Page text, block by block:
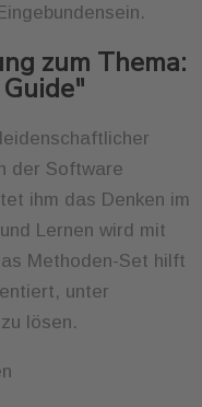
zum Thema:
der Software
ihm das Denken im
Lernen wird mit
Methoden-Set hilft
unter
lösen.